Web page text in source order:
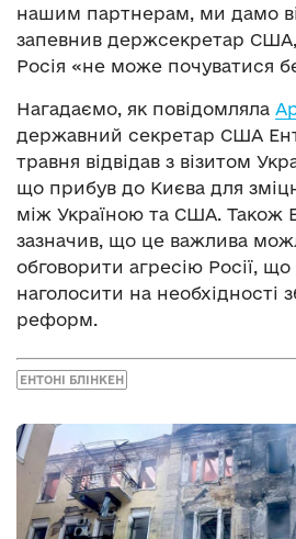
нашим партнерам, ми дамо
запевнив держсекретар
Росія «не може почуватися
Нагадаємо, як повідомляла
державний секретар США
травня відвідав з візитом
що прибув до Києва для
між Україною та США. Також
зазначив, що це важлива
обговорити агресію Росії,
наголосити на необхідності
реформ.
ЕНТОНІ БЛІНКЕН